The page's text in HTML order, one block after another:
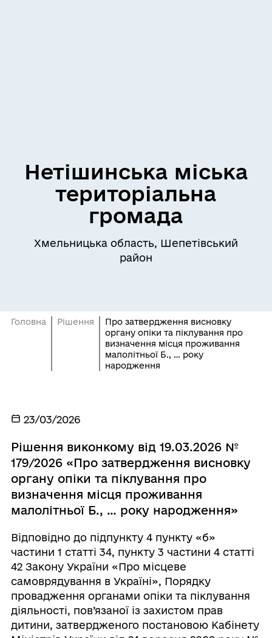
Нетішинська міська
територіальна
громада
Хмельницька область, Шепетівський
район
Головна Рішення
Про затвердження висновку
органу опіки та піклування про
визначення місця проживання
малолітньої Б., … року
народження
23/03/2026
Рішення виконкому від 19.03.2026 №
179/2026 «Про затвердження висновку
органу опіки та піклування про
визначення місця проживання
малолітньої Б., … року народження»
Відповідно до підпункту 4 пункту «б»
частини 1 статті 34, пункту 3 частини 4 статті
42 Закону України «Про місцеве
самоврядування в Україні», Порядку
провадження органами опіки та піклування
діяльності, пов’язаної із захистом прав
дитини, затвердженого постановою Кабінету